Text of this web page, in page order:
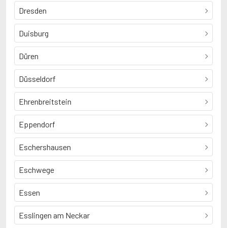
Dresden
Duisburg
Düren
Düsseldorf
Ehrenbreitstein
Eppendorf
Eschershausen
Eschwege
Essen
Esslingen am Neckar